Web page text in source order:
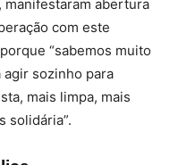
abertura
com este
“sabemos muito
sozinho para
mais limpa, mais
solidária”.